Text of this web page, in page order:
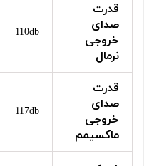
قدرت
صدای
خروجی
نرمال
110db
قدرت
صدای
خروجی
ماکسیمم
117db